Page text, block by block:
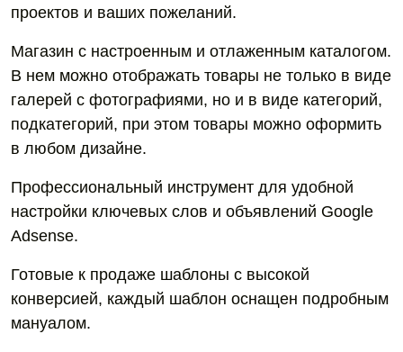
проектов и ваших пожеланий.
Магазин с настроенным и отлаженным каталогом.
В нем можно отображать товары не только в виде
галерей с фотографиями, но и в виде категорий,
подкатегорий, при этом товары можно оформить
в любом дизайне.
Профессиональный инструмент для удобной
настройки ключевых слов и объявлений Google
Adsense.
Готовые к продаже шаблоны с высокой
конверсией, каждый шаблон оснащен подробным
мануалом.